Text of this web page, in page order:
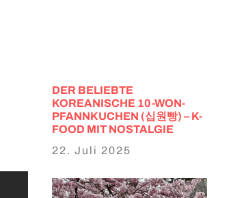
DER BELIEBTE
KOREANISCHE 10-WON-
PFANNKUCHEN (십원빵) – K-
FOOD MIT NOSTALGIE
22. Juli 2025